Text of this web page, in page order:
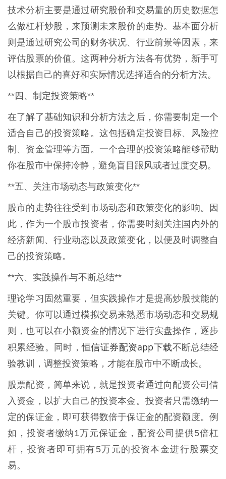
技术分析主要是通过研究股价和交易量的历史数据怎
么做杠杆炒股，来预测未来股价的走势。基本面分析
则是通过研究公司的财务状况、行业前景等因素，来
评估股票的价值。这两种分析方法各有优势，新手可
以根据自己的喜好和实际情况选择适合的分析方法。
**四、制定投资策略**
在了解了基础知识和分析方法之后，你需要制定一个
适合自己的投资策略。这包括确定投资目标、风险控
制、资金管理等方面。一个合理的投资策略能够帮助
你在股市中保持冷静，避免盲目跟风或者过度交易。
**五、关注市场动态与政策变化**
股市的走势往往受到市场动态和政策变化的影响。因
此，作为一个股市投资者，你需要时刻关注国内外的
经济新闻、行业动态以及政策变化，以便及时调整自
己的投资策略。
**六、实践操作与不断总结**
理论学习固然重要，但实践操作才是提高炒股技能的
关键。你可以通过模拟交易来熟悉市场动态和交易规
则，也可以在小额资金的情况下进行实盘操作，逐步
积累经验。同时，恒信证券配资app下载不断总结经
验教训，调整投资策略，才能在股市中不断成长。
股票配资，简单来说，就是投资者通过向配资公司借
入资金，以扩大自己的投资本金。投资者只需缴纳一
定的保证金，即可获得数倍于保证金的配资额度。例
如，投资者缴纳1万元保证金，配资公司提供5倍杠
杆，投资者即可拥有5万元的投资本金进行股票交
易。